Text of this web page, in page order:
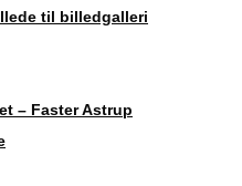
til billedgalleri
– Faster Astrup